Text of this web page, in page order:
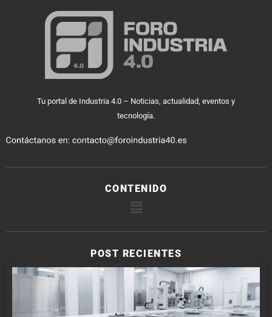
Tu portal de Industria 4.0 – Noticias, actualidad, eventos y
tecnología.
CONTENIDO
POST RECIENTES